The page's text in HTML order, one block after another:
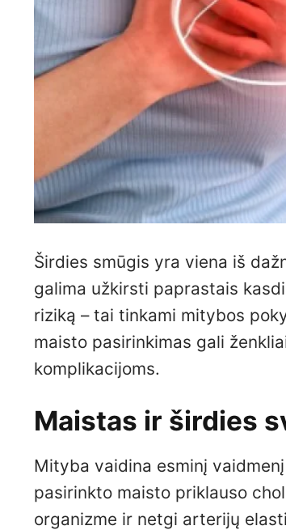
Širdies smūgis yra viena iš
galima užkirsti paprastais
riziką – tai tinkami mitybos
maisto pasirinkimas gali
komplikacijoms.
Maistas ir širdies
Mityba vaidina esminį
pasirinkto maisto priklauso
organizme ir netgi arterijų